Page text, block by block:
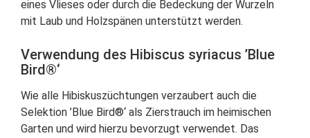
eines Vlieses oder durch die Bedeckung der Wurzeln
mit Laub und Holzspänen unterstützt werden.
Verwendung des Hibiscus syriacus ’Blue
Bird®‘
Wie alle Hibiskuszüchtungen verzaubert auch die
Selektion ’Blue Bird®‘ als Zierstrauch im heimischen
Garten und wird hierzu bevorzugt verwendet. Das